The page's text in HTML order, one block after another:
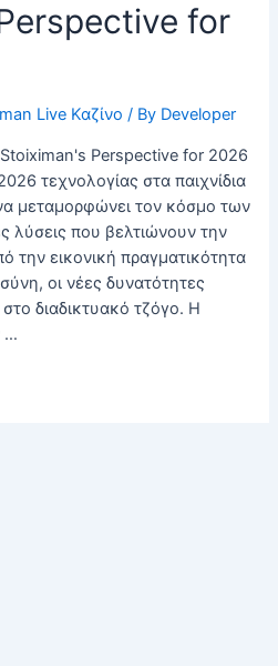
for
Live Καζίνο / By Developer
Perspective for 2026
τεχνολογίας στα παιχνίδια
μεταμορφώνει τον κόσμο των
λύσεις που βελτιώνουν την
την εικονική πραγματικότητα
οι νέες δυνατότητες
διαδικτυακό τζόγο. Η
…